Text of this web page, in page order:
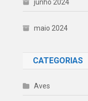
junho 2024
maio 2024
CATEGORIAS
Aves